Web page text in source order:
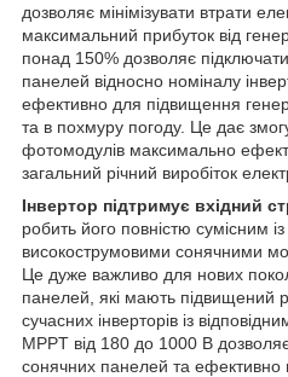
дозволяє мінімізувати втрати
максимальний прибуток від
понад 150% дозволяє
панелей відносно номіналу
ефективно для підвищення
та в похмуру погоду. Це дає
фотомодулів максимально
загальний річний виробіток
Інвертор підтримує вхідний
робить його повністю сумісним
високострумовими сонячними
Це дуже важливо для нових
панелей, які мають підвищений
сучасних інверторів із
MPPT від 180 до 1000 В дозволяє
сонячних панелей та ефективно